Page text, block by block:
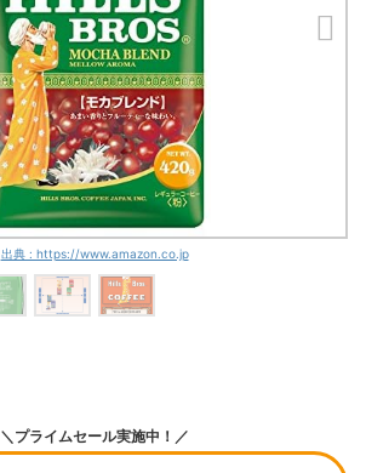
出典 : https://www.amazon.co.jp
＼プライムセール実施中！／